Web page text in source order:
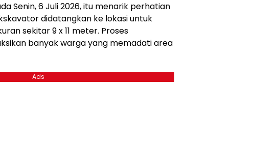
Senin, 6 Juli 2026, itu menarik perhatian
didatangkan ke lokasi untuk
sekitar 9 x 11 meter. Proses
banyak warga yang memadati area
Ads